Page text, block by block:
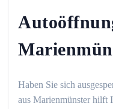
Haben Sie sich
aus Marienmünster hilft